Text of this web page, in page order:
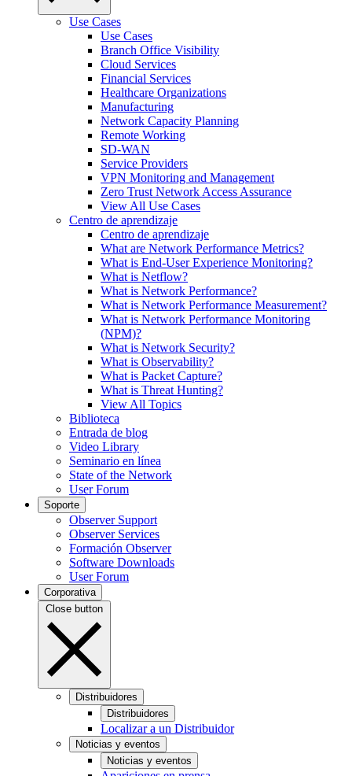
Use Cases
Use Cases
Branch Office Visibility
Cloud Services
Financial Services
Healthcare Organizations
Manufacturing
Network Capacity Planning
Remote Working
SD-WAN
Service Providers
VPN Monitoring and Management
Zero Trust Network Access Assurance
View All Use Cases
Centro de aprendizaje
Centro de aprendizaje
What are Network Performance Metrics?
What is End-User Experience Monitoring?
What is Netflow?
What is Network Performance?
What is Network Performance Measurement?
What is Network Performance Monitoring
(NPM)?
What is Network Security?
What is Observability?
What is Packet Capture?
What is Threat Hunting?
View All Topics
Biblioteca
Entrada de blog
Video Library
Seminario en línea
State of the Network
User Forum
Soporte
Observer Support
Observer Services
Formación Observer
Software Downloads
User Forum
Corporativa
Close button
Distribuidores
Distribuidores
Localizar a un Distribuidor
Noticias y eventos
Noticias y eventos